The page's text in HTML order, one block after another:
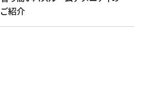
ご紹介